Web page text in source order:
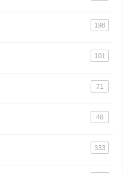
198
101
71
46
333